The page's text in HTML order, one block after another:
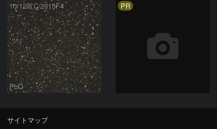
10/12宵C/2015F4
PbO
PR
サイトマップ